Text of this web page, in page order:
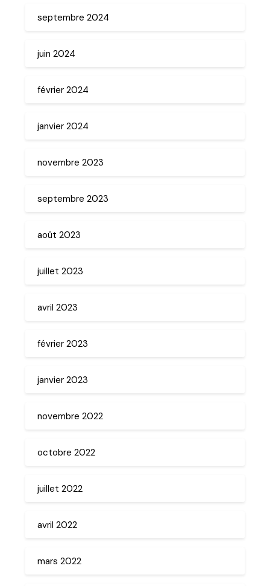
septembre 2024
juin 2024
février 2024
janvier 2024
novembre 2023
septembre 2023
août 2023
juillet 2023
avril 2023
février 2023
janvier 2023
novembre 2022
octobre 2022
juillet 2022
avril 2022
mars 2022